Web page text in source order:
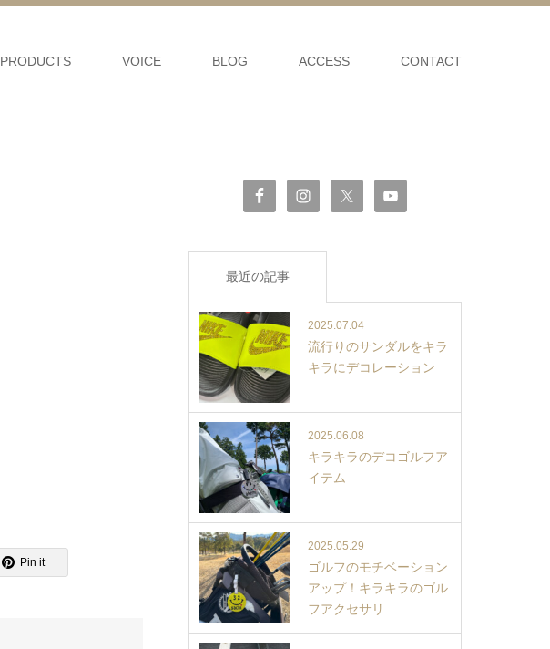
PRODUCTS VOICE BLOG ACCESS CONTACT
Pin it
最近の記事
2025.07.04
流行りのサンダルをキラ
キラにデコレーション
2025.06.08
キラキラのデコゴルフア
イテム
2025.05.29
ゴルフのモチベーション
アップ！キラキラのゴル
フアクセサリ…